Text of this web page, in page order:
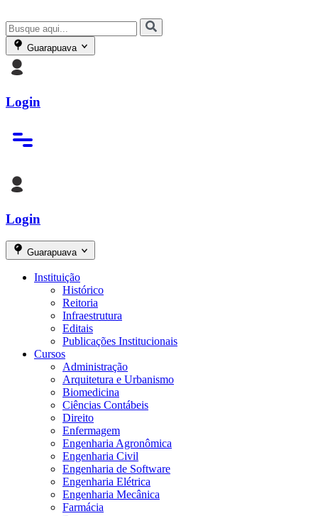
Guarapuava
Login
Login
Guarapuava
Instituição
Histórico
Reitoria
Infraestrutura
Editais
Publicações Institucionais
Cursos
Administração
Arquitetura e Urbanismo
Biomedicina
Ciências Contábeis
Direito
Enfermagem
Engenharia Agronômica
Engenharia Civil
Engenharia de Software
Engenharia Elétrica
Engenharia Mecânica
Farmácia